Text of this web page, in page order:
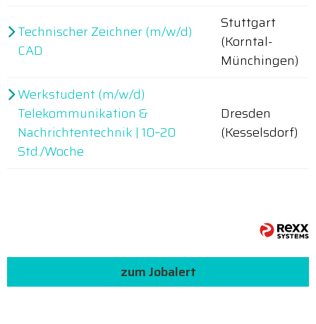
Technischer Zeichner (m/w/d)
CAD
Stuttgart
(Korntal-
Münchingen)
Werkstudent (m/w/d)
Telekommunikation &
Nachrichtentechnik | 10–20
Std./Woche
Dresden
(Kesselsdorf)
zum Jobalert